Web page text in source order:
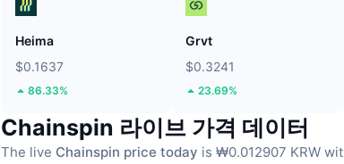
Heima
$0.1637
86.33%
Grvt
$0.3241
23.69%
Chainspin 라이브 가격 데이터
The live Chainspin price today is ₩0.012907 KRW